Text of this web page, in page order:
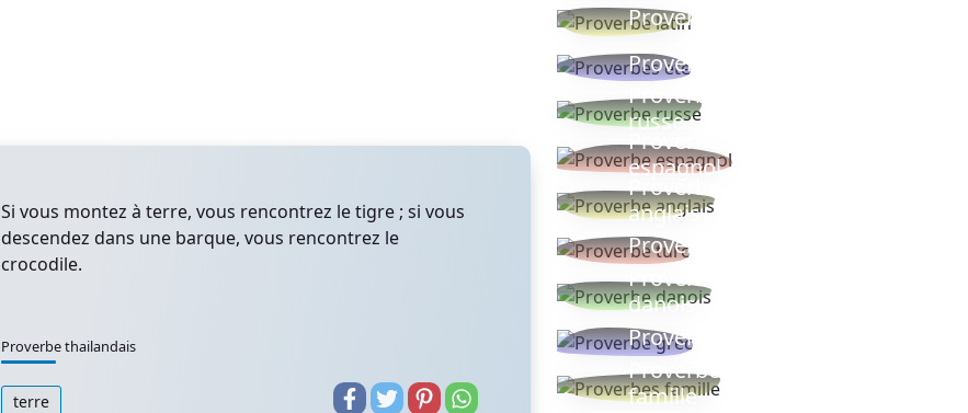
Si vous montez à terre, vous rencontrez le tigre ; si vous
descendez dans une barque, vous rencontrez le
crocodile.
Proverbe thailandais
terre
Proverbe latin
Proverbes ete
Proverbe
russe
Proverbe
espagnol
Proverbe
anglais
Proverbe turc
Proverbe
danois
Proverbe grec
Proverbes
famille